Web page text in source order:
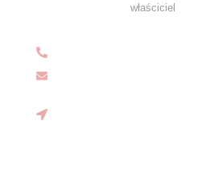
właściciel